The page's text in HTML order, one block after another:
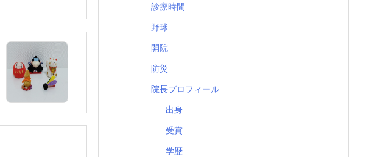
診療時間
野球
開院
防災
院長プロフィール
出身
受賞
学歴